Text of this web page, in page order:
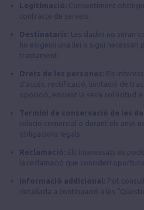
Legitimació:
Consentiment
contracte de serveis.
Destinataris:
Les dades no seran
ho exigeixi una llei o sigui
tractament.
Drets de les persones:
Els
d'accés, rectificació, limitació de
oposició, enviant la seva sol·licitud
Termini de conservació de les
relació comercial o durant els anys
obligacions legals.
Reclamació:
Els interessats es
la reclamació que consideri oportuna.
Informació addicional:
Pot
detallada a continuació a les